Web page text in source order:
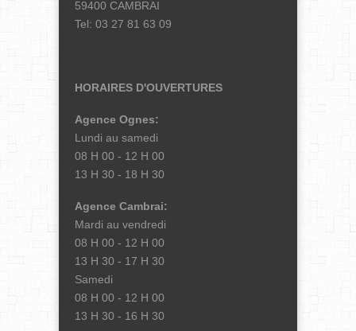
59400 CAMBRAI
Tel: 03 27 81 63 09
HORAIRES D'OUVERTURES
Agence Ognes:
Lundi au samedi
08 H 00 - 12 H 00
13 H 30 - 18 H 30
Agence Cambrai:
Mardi au vendredi
08 H 00 - 12 H 00
13 H 30 - 17 H 30
Samedi
08 H 00 - 12 H 00
13 H 30 - 16 H 30